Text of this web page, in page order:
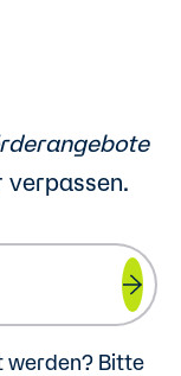
verpassen.
werden? Bitte